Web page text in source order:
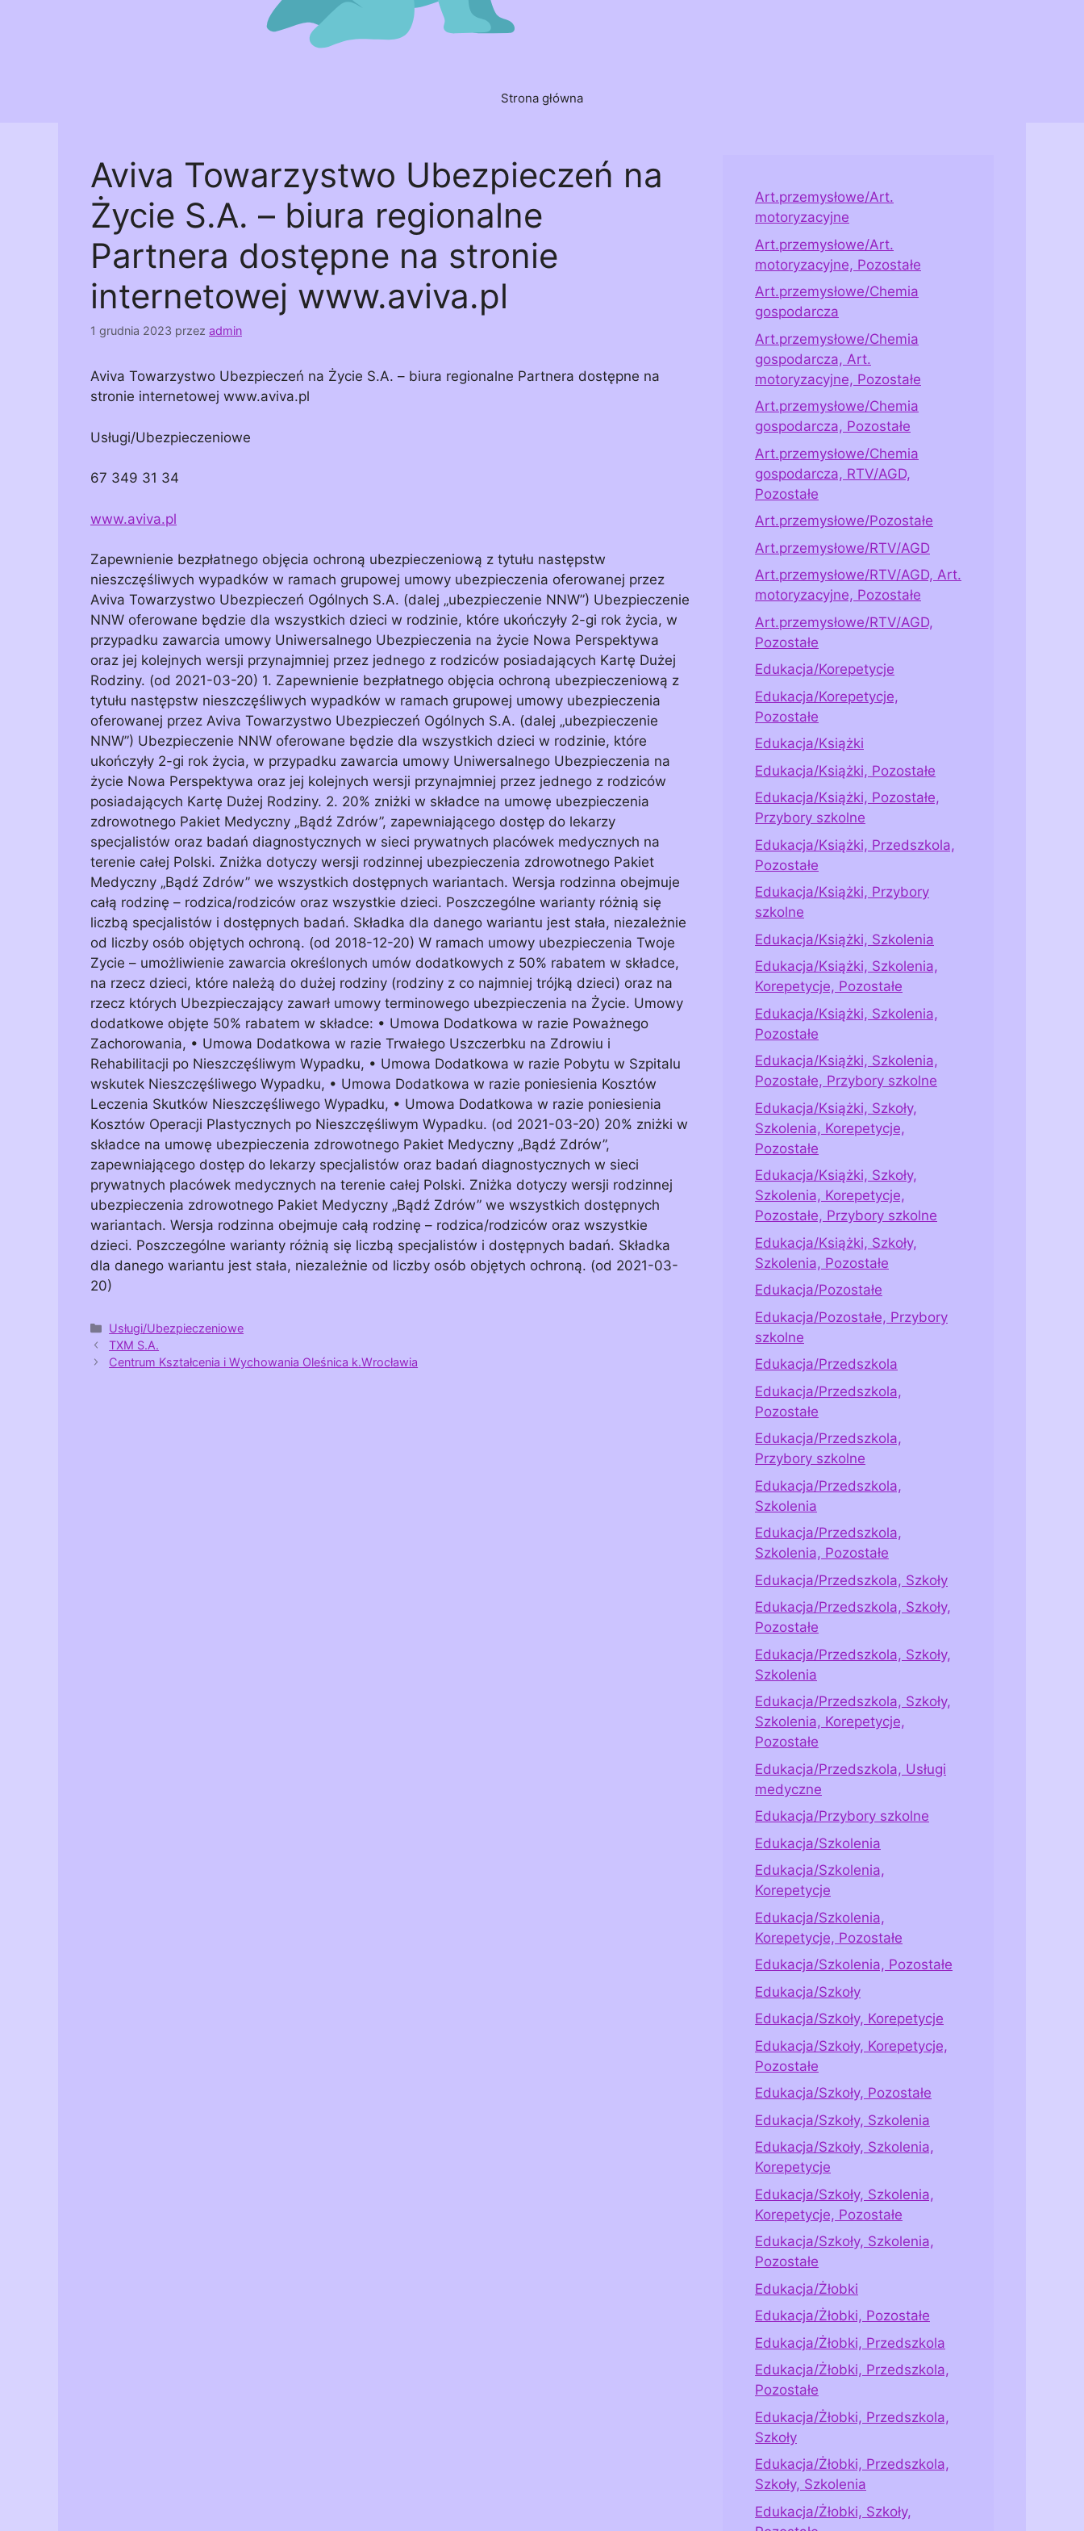
Strona główna
Aviva Towarzystwo Ubezpieczeń na
Życie S.A. – biura regionalne
Partnera dostępne na stronie
internetowej www.aviva.pl
1 grudnia 2023 przez admin
Aviva Towarzystwo Ubezpieczeń na Życie S.A. – biura regionalne Partnera dostępne na
stronie internetowej www.aviva.pl
Usługi/Ubezpieczeniowe
67 349 31 34
www.aviva.pl
Zapewnienie bezpłatnego objęcia ochroną ubezpieczeniową z tytułu następstw
nieszczęśliwych wypadków w ramach grupowej umowy ubezpieczenia oferowanej przez
Aviva Towarzystwo Ubezpieczeń Ogólnych S.A. (dalej „ubezpieczenie NNW”) Ubezpieczenie
NNW oferowane będzie dla wszystkich dzieci w rodzinie, które ukończyły 2-gi rok życia, w
przypadku zawarcia umowy Uniwersalnego Ubezpieczenia na życie Nowa Perspektywa
oraz jej kolejnych wersji przynajmniej przez jednego z rodziców posiadających Kartę Dużej
Rodziny. (od 2021-03-20) 1. Zapewnienie bezpłatnego objęcia ochroną ubezpieczeniową z
tytułu następstw nieszczęśliwych wypadków w ramach grupowej umowy ubezpieczenia
oferowanej przez Aviva Towarzystwo Ubezpieczeń Ogólnych S.A. (dalej „ubezpieczenie
NNW”) Ubezpieczenie NNW oferowane będzie dla wszystkich dzieci w rodzinie, które
ukończyły 2-gi rok życia, w przypadku zawarcia umowy Uniwersalnego Ubezpieczenia na
życie Nowa Perspektywa oraz jej kolejnych wersji przynajmniej przez jednego z rodziców
posiadających Kartę Dużej Rodziny. 2. 20% zniżki w składce na umowę ubezpieczenia
zdrowotnego Pakiet Medyczny „Bądź Zdrów”, zapewniającego dostęp do lekarzy
specjalistów oraz badań diagnostycznych w sieci prywatnych placówek medycznych na
terenie całej Polski. Zniżka dotyczy wersji rodzinnej ubezpieczenia zdrowotnego Pakiet
Medyczny „Bądź Zdrów” we wszystkich dostępnych wariantach. Wersja rodzinna obejmuje
całą rodzinę – rodzica/rodziców oraz wszystkie dzieci. Poszczególne warianty różnią się
liczbą specjalistów i dostępnych badań. Składka dla danego wariantu jest stała, niezależnie
od liczby osób objętych ochroną. (od 2018-12-20) W ramach umowy ubezpieczenia Twoje
Zycie – umożliwienie zawarcia określonych umów dodatkowych z 50% rabatem w składce,
na rzecz dzieci, które należą do dużej rodziny (rodziny z co najmniej trójką dzieci) oraz na
rzecz których Ubezpieczający zawarł umowy terminowego ubezpieczenia na Życie. Umowy
dodatkowe objęte 50% rabatem w składce: • Umowa Dodatkowa w razie Poważnego
Zachorowania, • Umowa Dodatkowa w razie Trwałego Uszczerbku na Zdrowiu i
Rehabilitacji po Nieszczęśliwym Wypadku, • Umowa Dodatkowa w razie Pobytu w Szpitalu
wskutek Nieszczęśliwego Wypadku, • Umowa Dodatkowa w razie poniesienia Kosztów
Leczenia Skutków Nieszczęśliwego Wypadku, • Umowa Dodatkowa w razie poniesienia
Kosztów Operacji Plastycznych po Nieszczęśliwym Wypadku. (od 2021-03-20) 20% zniżki w
składce na umowę ubezpieczenia zdrowotnego Pakiet Medyczny „Bądź Zdrów”,
zapewniającego dostęp do lekarzy specjalistów oraz badań diagnostycznych w sieci
prywatnych placówek medycznych na terenie całej Polski. Zniżka dotyczy wersji rodzinnej
ubezpieczenia zdrowotnego Pakiet Medyczny „Bądź Zdrów” we wszystkich dostępnych
wariantach. Wersja rodzinna obejmuje całą rodzinę – rodzica/rodziców oraz wszystkie
dzieci. Poszczególne warianty różnią się liczbą specjalistów i dostępnych badań. Składka
dla danego wariantu jest stała, niezależnie od liczby osób objętych ochroną. (od 2021-03-
20)
Kategorie
Usługi/Ubezpieczeniowe
TXM S.A.
Centrum Kształcenia i Wychowania Oleśnica k.Wrocławia
Art.przemysłowe/Art.
motoryzacyjne
Art.przemysłowe/Art.
motoryzacyjne, Pozostałe
Art.przemysłowe/Chemia
gospodarcza
Art.przemysłowe/Chemia
gospodarcza, Art.
motoryzacyjne, Pozostałe
Art.przemysłowe/Chemia
gospodarcza, Pozostałe
Art.przemysłowe/Chemia
gospodarcza, RTV/AGD,
Pozostałe
Art.przemysłowe/Pozostałe
Art.przemysłowe/RTV/AGD
Art.przemysłowe/RTV/AGD, Art.
motoryzacyjne, Pozostałe
Art.przemysłowe/RTV/AGD,
Pozostałe
Edukacja/Korepetycje
Edukacja/Korepetycje,
Pozostałe
Edukacja/Książki
Edukacja/Książki, Pozostałe
Edukacja/Książki, Pozostałe,
Przybory szkolne
Edukacja/Książki, Przedszkola,
Pozostałe
Edukacja/Książki, Przybory
szkolne
Edukacja/Książki, Szkolenia
Edukacja/Książki, Szkolenia,
Korepetycje, Pozostałe
Edukacja/Książki, Szkolenia,
Pozostałe
Edukacja/Książki, Szkolenia,
Pozostałe, Przybory szkolne
Edukacja/Książki, Szkoły,
Szkolenia, Korepetycje,
Pozostałe
Edukacja/Książki, Szkoły,
Szkolenia, Korepetycje,
Pozostałe, Przybory szkolne
Edukacja/Książki, Szkoły,
Szkolenia, Pozostałe
Edukacja/Pozostałe
Edukacja/Pozostałe, Przybory
szkolne
Edukacja/Przedszkola
Edukacja/Przedszkola,
Pozostałe
Edukacja/Przedszkola,
Przybory szkolne
Edukacja/Przedszkola,
Szkolenia
Edukacja/Przedszkola,
Szkolenia, Pozostałe
Edukacja/Przedszkola, Szkoły
Edukacja/Przedszkola, Szkoły,
Pozostałe
Edukacja/Przedszkola, Szkoły,
Szkolenia
Edukacja/Przedszkola, Szkoły,
Szkolenia, Korepetycje,
Pozostałe
Edukacja/Przedszkola, Usługi
medyczne
Edukacja/Przybory szkolne
Edukacja/Szkolenia
Edukacja/Szkolenia,
Korepetycje
Edukacja/Szkolenia,
Korepetycje, Pozostałe
Edukacja/Szkolenia, Pozostałe
Edukacja/Szkoły
Edukacja/Szkoły, Korepetycje
Edukacja/Szkoły, Korepetycje,
Pozostałe
Edukacja/Szkoły, Pozostałe
Edukacja/Szkoły, Szkolenia
Edukacja/Szkoły, Szkolenia,
Korepetycje
Edukacja/Szkoły, Szkolenia,
Korepetycje, Pozostałe
Edukacja/Szkoły, Szkolenia,
Pozostałe
Edukacja/Żłobki
Edukacja/Żłobki, Pozostałe
Edukacja/Żłobki, Przedszkola
Edukacja/Żłobki, Przedszkola,
Pozostałe
Edukacja/Żłobki, Przedszkola,
Szkoły
Edukacja/Żłobki, Przedszkola,
Szkoły, Szkolenia
Edukacja/Żłobki, Szkoły,